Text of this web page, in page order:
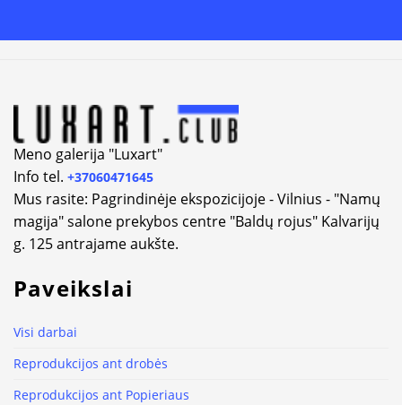
Meno galerija "Luxart"
Info tel. +37060471645
Mus rasite: Pagrindinėje ekspozicijoje - Vilnius - "Namų
magija" salone prekybos centre "Baldų rojus" Kalvarijų
g. 125 antrajame aukšte.
Paveikslai
Visi darbai
Reprodukcijos ant drobės
Reprodukcijos ant Popieriaus